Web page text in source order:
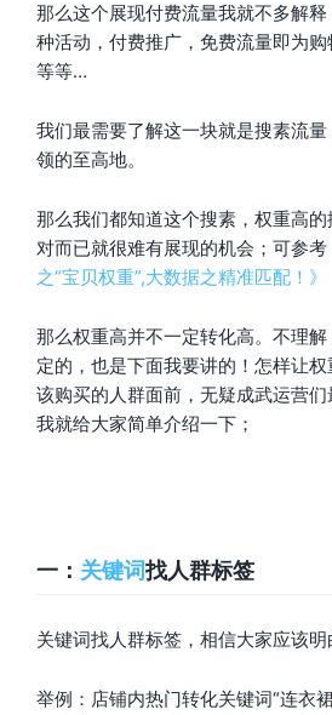
那么这个展现付费流量我就不多解
种活动，付费推广，免费流量即为
等等…
我们最需要了解这一块就是搜素流
领的至高地。
那么我们都知道这个搜素，权重高
对而已就很难有展现的机会；可参考
之“宝贝权重”,大数据之精准匹配！》
那么权重高并不一定转化高。不理
定的，也是下面我要讲的！怎样让
该购买的人群面前，无疑成武运营
我就给大家简单介绍一下；
一： 关键词找人群标签
关键词找人群标签，相信大家应该明
举例：店铺内热门转化关键词“连衣